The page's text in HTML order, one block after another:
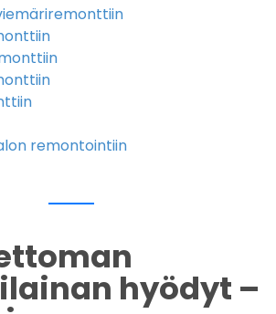
remontointiin
hyödyt –